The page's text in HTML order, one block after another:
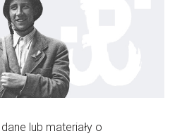
lub materiały o